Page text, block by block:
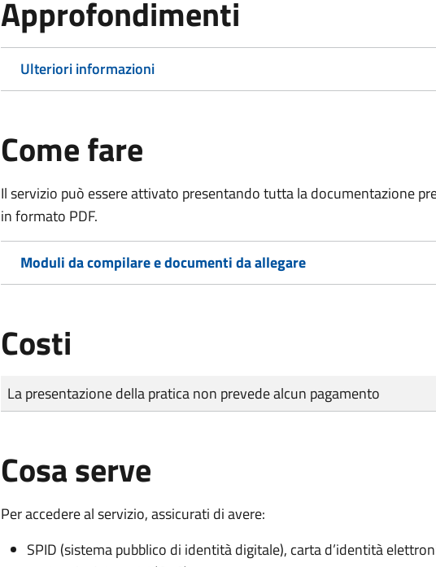
Approfondimenti
Ulteriori informazioni
Come fare
Il servizio può essere attivato presentando tutta la documentazione
in formato PDF.
Moduli da compilare e documenti da allegare
Costi
Tipo di pagamento
Importo
La presentazione della pratica non prevede alcun pagamento
Cosa serve
Per accedere al servizio, assicurati di avere:
SPID (sistema pubblico di identità digitale), carta d’identità